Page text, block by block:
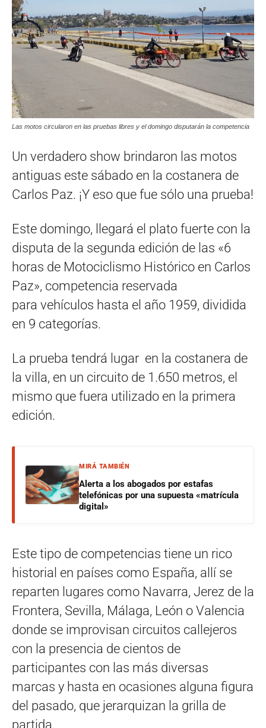
Las motos circularon en las pruebas libres y el domingo disputarán la competencia
Un verdadero show brindaron las motos
antiguas este sábado en la costanera de
Carlos Paz. ¡Y eso que fue sólo una prueba!
Este domingo, llegará el plato fuerte con la
disputa de la segunda edición de las «6
horas de Motociclismo Histórico en Carlos
Paz», competencia reservada
para vehículos hasta el año 1959, dividida
en 9 categorías.
La prueba tendrá lugar en la costanera de
la villa, en un circuito de 1.650 metros, el
mismo que fuera utilizado en la primera
edición.
MIRÁ TAMBIÉN
Alerta a los abogados por estafas
telefónicas por una supuesta «matrícula
digital»
Este tipo de competencias tiene un rico
historial en países como España, allí se
reparten lugares como Navarra, Jerez de la
Frontera, Sevilla, Málaga, León o Valencia
donde se improvisan circuitos callejeros
con la presencia de cientos de
participantes con las más diversas
marcas y hasta en ocasiones alguna figura
del pasado, que jerarquizan la grilla de
partida.